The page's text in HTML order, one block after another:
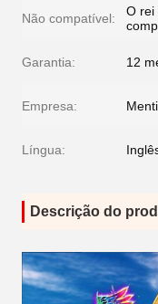
Não compatível:
O rei
Garantia: 12
Empresa:
Língua:
Descrição do